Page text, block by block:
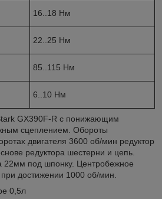
16..18 Нм
22..25 Нм
85..115 Нм
6..10 Нм
GX390F-R с понижающим
сцеплением. Обороты
двигателя 3600 об/мин редуктор
редуктора шестерни и цепь.
22мм под шпонку. Центробежное
достижении 1000 об/мин.
0,5л